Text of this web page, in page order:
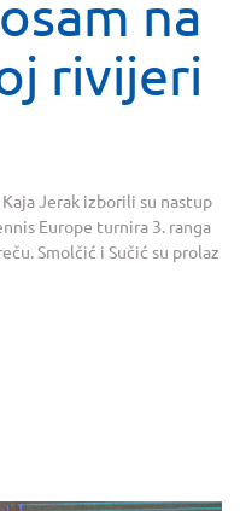
na
rivijeri
Jerak izborili su nastup
Europe turnira 3. ranga
Smolčić i Sučić su prolaz